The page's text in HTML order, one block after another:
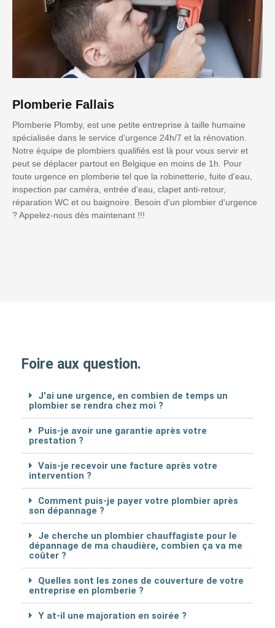
Plomberie Fallais
Plomberie Plomby, est une petite entreprise à taille humaine
spécialisée dans le service d’urgence 24h/7 et la rénovation.
Notre équipe de plombiers qualifiés est là pour vous servir et
peut se déplacer partout en Belgique en moins de 1h. Pour
toute urgence en plomberie tel que la robinetterie, fuite d'eau,
inspection par caméra, entrée d'eau, clapet anti-retour,
réparation WC et ou baignoire. Besoin d'un plombier d'urgence
? Appelez-nous dès maintenant !!!
Foire aux question.
J'ai une urgence, en combien de temps un
plombier se rendra chez moi ?
Puis-je avoir une garantie après votre
prestation ?
Vais-je recevoir une facture après votre
intervention ?
Comment puis-je payer votre plombier après
son dépannage ?
Je cherche un plombier chauffagiste pour le
dépannage de ma chaudière, combien ça va me
coûter ?
Quelles sont les zones de couverture de votre
entreprise en plomberie ?
Y at-il une majoration en soirée ?